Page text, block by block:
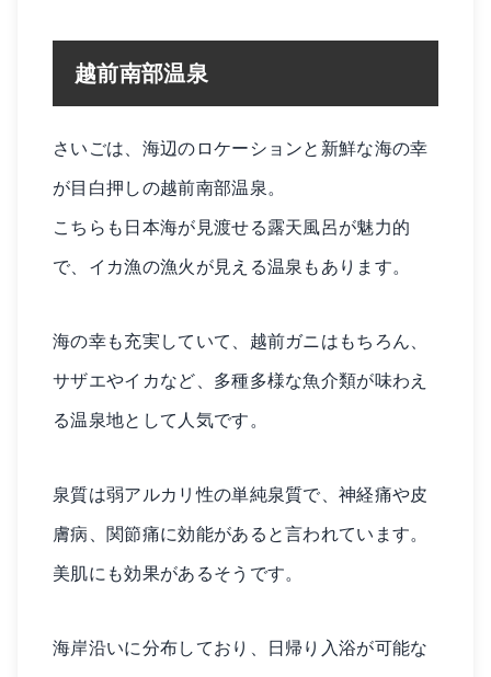
越前南部温泉
さいごは、海辺のロケーションと新鮮な海の幸
が目白押しの越前南部温泉。
こちらも日本海が見渡せる露天風呂が魅力的
で、イカ漁の漁火が見える温泉もあります。
海の幸も充実していて、越前ガニはもちろん、
サザエやイカなど、多種多様な魚介類が味わえ
る温泉地として人気です。
泉質は弱アルカリ性の単純泉質で、神経痛や皮
膚病、関節痛に効能があると言われています。
美肌にも効果があるそうです。
海岸沿いに分布しており、日帰り入浴が可能な